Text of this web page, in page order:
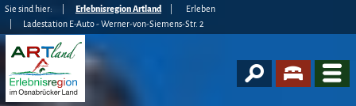
Sie sind hier: Erlebnisregion Artland
Erleben
Ladestation E-Auto - Werner-von-Siemens-Str. 2